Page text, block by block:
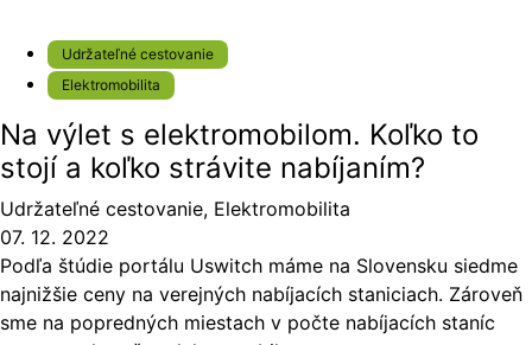
Udržateľné cestovanie
Elektromobilita
Na výlet s elektromobilom. Koľko to
stojí a koľko strávite nabíjaním?
Udržateľné cestovanie, Elektromobilita
07. 12. 2022
Podľa štúdie portálu Uswitch máme na Slovensku siedme
najnižšie ceny na verejných nabíjacích staniciach. Zároveň
sme na popredných miestach v počte nabíjacích staníc